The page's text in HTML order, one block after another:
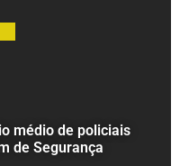
médio de policiais
de Segurança